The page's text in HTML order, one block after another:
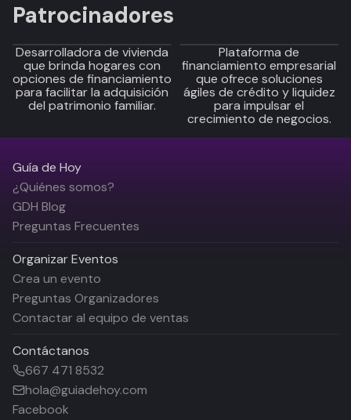
Patrocinadores
Desarrolladora de vivienda
que brinda hogares con
opciones de financiamiento
para facilitar la adquisición
del patrimonio familiar.
Plataforma de
financiamiento empresarial
que ofrece soluciones
ágiles de crédito y liquidez
para impulsar el
crecimiento de negocios.
Guía de Hoy
¿Quiénes somos?
GDH Blog
Preguntas Frecuentes
Organizar Eventos
Crea un evento
Preguntas Organizadores
Contactar al equipo de ventas
Contáctanos
667 471 8532
hola@guiadehoy.com
Facebook